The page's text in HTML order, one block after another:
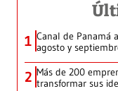
1 Canal de Panamá
agosto y
2 Más de 200
transformar sus